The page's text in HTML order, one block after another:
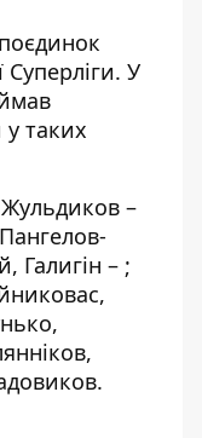
У
таких
–
Галигін – ;